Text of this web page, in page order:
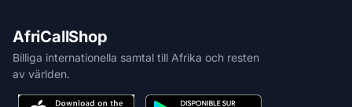
AfriCallShop
Billiga internationella samtal till Afrika och resten
av världen.